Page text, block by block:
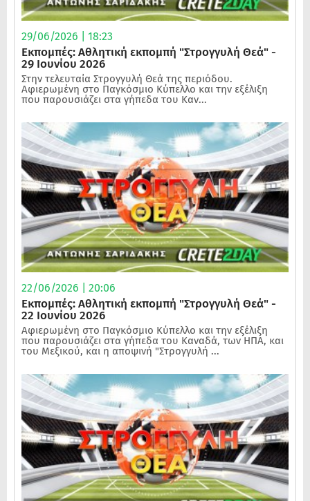
29/06/2026 | 18:23
Εκπομπές: Αθλητική εκπομπή "Στρογγυλή Θεά" -
29 Ιουνίου 2026
Στην τελευταία Στρογγυλή Θεά της περιόδου.
Αφιερωμένη στο Παγκόσμιο Κύπελλο και την εξέλιξη
που παρουσιάζει στα γήπεδα του Καν...
22/06/2026 | 20:06
Εκπομπές: Αθλητική εκπομπή "Στρογγυλή Θεά" -
22 Ιουνίου 2026
Αφιερωμένη στο Παγκόσμιο Κύπελλο και την εξέλιξη
που παρουσιάζει στα γήπεδα του Καναδά, των ΗΠΑ, και
του Μεξικού, και η αποψινή "Στρογγυλή ...